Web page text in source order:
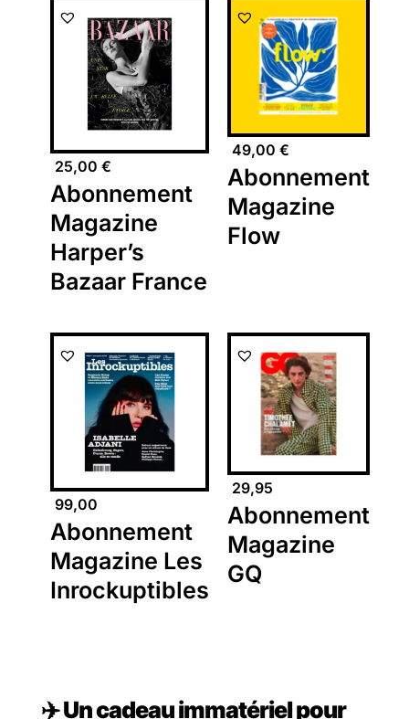
25,00 €
Abonnement
Magazine
Harper’s
Bazaar France
49,00 €
Abonnement
Magazine
Flow
99,00
Abonnement
Magazine Les
Inrockuptibles
29,95
Abonnement
Magazine
GQ
✈️ Un cadeau immatériel pour